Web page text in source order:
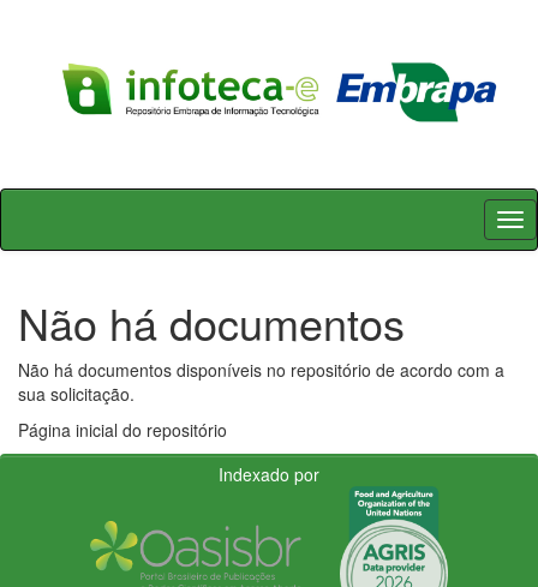
Skip
Não há documentos
Não há documentos disponíveis no repositório de acordo com a
sua solicitação.
Página inicial do repositório
Indexado por